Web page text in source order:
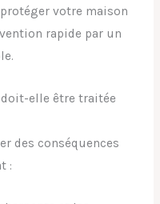
votre maison
rapide par un
elle être traitée
des conséquences
: